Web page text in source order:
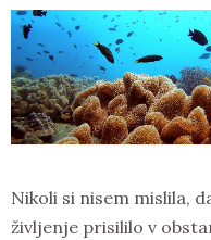
Nikoli si nisem mislila,
življenje prisililo v